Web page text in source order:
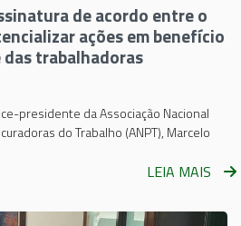
de acordo entre o
ações em benefício
trabalhadoras
presidente da Associação Nacional
do Trabalho (ANPT), Marcelo
LEIA MAIS